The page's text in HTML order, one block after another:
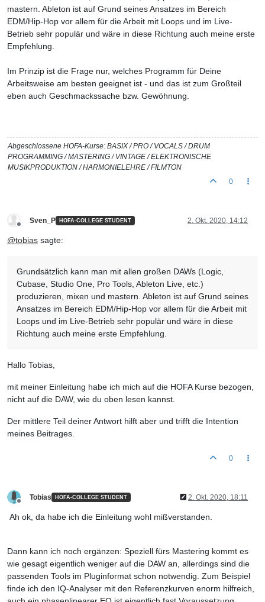
mastern. Ableton ist auf Grund seines Ansatzes im Bereich
EDM/Hip-Hop vor allem für die Arbeit mit Loops und im Live-
Betrieb sehr populär und wäre in diese Richtung auch meine erste
Empfehlung.
Im Prinzip ist die Frage nur, welches Programm für Deine
Arbeitsweise am besten geeignet ist - und das ist zum Großteil
eben auch Geschmackssache bzw. Gewöhnung.
Abgeschlossene HOFA-Kurse: BASIX / PRO / VOCALS / DRUM
PROGRAMMING / MASTERING / VINTAGE / ELEKTRONISCHE
MUSIKPRODUKTION / HARMONIELEHRE / FILMTON
0
Sven_P HOFA-COLLEGE STUDENT 2. Okt. 2020, 14:12
@tobias sagte:
Grundsätzlich kann man mit allen großen DAWs (Logic,
Cubase, Studio One, Pro Tools, Ableton Live, etc.)
produzieren, mixen und mastern. Ableton ist auf Grund seines
Ansatzes im Bereich EDM/Hip-Hop vor allem für die Arbeit mit
Loops und im Live-Betrieb sehr populär und wäre in diese
Richtung auch meine erste Empfehlung.
Hallo Tobias,
mit meiner Einleitung habe ich mich auf die HOFA Kurse bezogen,
nicht auf die DAW, wie du oben lesen kannst.
Der mittlere Teil deiner Antwort hilft aber und trifft die Intention
meines Beitrages.
0
Tobias HOFA-COLLEGE STUDENT 2. Okt. 2020, 18:11
Ah ok, da habe ich die Einleitung wohl mißverstanden.
Dann kann ich noch ergänzen: Speziell fürs Mastering kommt es
wie gesagt eigentlich weniger auf die DAW an, allerdings sind die
passenden Tools im Pluginformat schon notwendig. Zum Beispiel
finde ich den IQ-Analyser mit den Referenzkurven enorm hilfreich,